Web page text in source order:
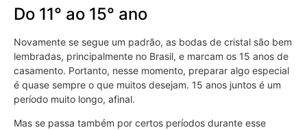
Do 11° ao 15° ano
Novamente se segue um padrão, as bodas de cristal são bem
lembradas, principalmente no Brasil, e marcam os 15 anos de
casamento. Portanto, nesse momento, preparar algo especial
é quase sempre o que muitos desejam. 15 anos juntos é um
período muito longo, afinal.
Mas se passa também por certos períodos durante esse